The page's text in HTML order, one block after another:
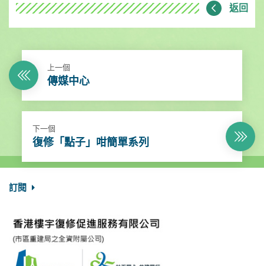
返回
上一個
傳媒中心
下一個
復修「點子」咁簡單系列
訂閱